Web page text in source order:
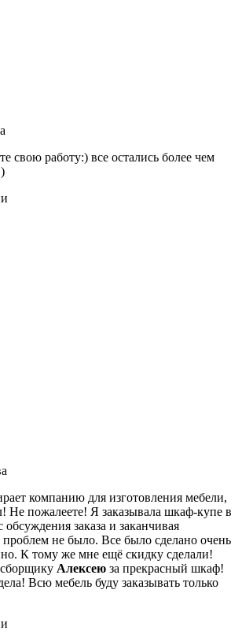
свою работу:) все остались более чем
компанию для изготовления мебели,
Не пожалеете! Я заказывала шкаф-купе в
заказа и заканчивая
не было. Все было сделано очень
К тому же мне ещё скидку сделали!
Алексею за прекрасный шкаф!
Всю мебель буду заказывать только